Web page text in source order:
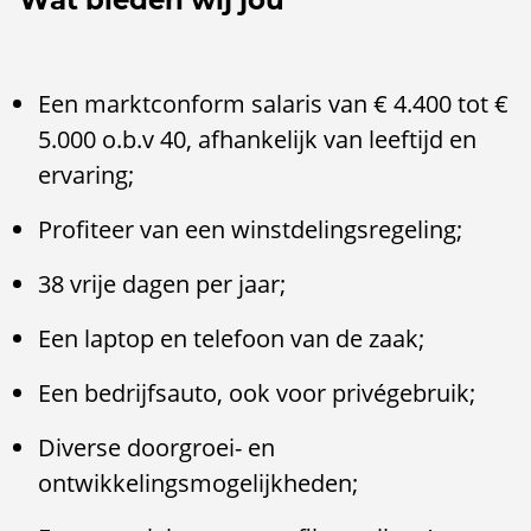
Een marktconform salaris van € 4.400 tot €
5.000 o.b.v 40, afhankelijk van leeftijd en
ervaring;
Profiteer van een winstdelingsregeling;
38 vrije dagen per jaar;
Een laptop en telefoon van de zaak;
Een bedrijfsauto, ook voor privégebruik;
Diverse doorgroei- en
ontwikkelingsmogelijkheden;